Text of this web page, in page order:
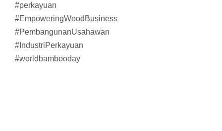
#perkayuan
#EmpoweringWoodBusiness
#PembangunanUsahawan
#IndustriPerkayuan
#worldbambooday